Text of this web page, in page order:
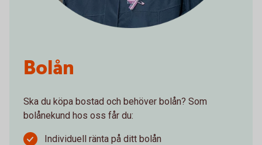
Bolån
Ska du köpa bostad och behöver bolån? Som
bolånekund hos oss får du:
Individuell ränta på ditt bolån